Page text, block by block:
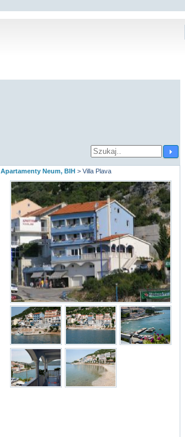
Apartamenty Neum, BIH > Villa Plava